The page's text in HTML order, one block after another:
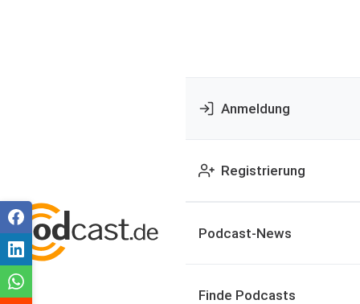
Anmeldung
Registrierung
Podcast-News
Finde Podcasts